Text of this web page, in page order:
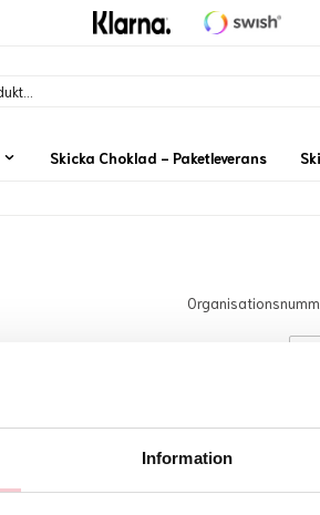
Information
Skicka Choklad - Paketleverans
Förväntat antal